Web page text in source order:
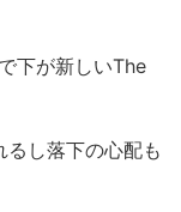
下が新しいThe
るし落下の心配も